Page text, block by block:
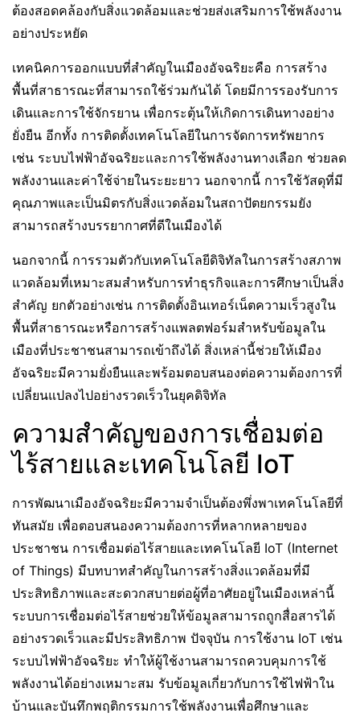
ต้องสอดคล้องกับสิ่งแวดล้อมและช่วยส่งเสริมการใช้พลังงาน
อย่างประหยัด
เทคนิคการออกแบบที่สำคัญในเมืองอัจฉริยะคือ การสร้าง
พื้นที่สาธารณะที่สามารถใช้ร่วมกันได้ โดยมีการรองรับการ
เดินและการใช้จักรยาน เพื่อกระตุ้นให้เกิดการเดินทางอย่าง
ยั่งยืน อีกทั้ง การติดตั้งเทคโนโลยีในการจัดการทรัพยากร
เช่น ระบบไฟฟ้าอัจฉริยะและการใช้พลังงานทางเลือก ช่วยลด
พลังงานและค่าใช้จ่ายในระยะยาว นอกจากนี้ การใช้วัสดุที่มี
คุณภาพและเป็นมิตรกับสิ่งแวดล้อมในสถาปัตยกรรมยัง
สามารถสร้างบรรยากาศที่ดีในเมืองได้
นอกจากนี้ การรวมตัวกับเทคโนโลยีดิจิทัลในการสร้างสภาพ
แวดล้อมที่เหมาะสมสำหรับการทำธุรกิจและการศึกษาเป็นสิ่ง
สำคัญ ยกตัวอย่างเช่น การติดตั้งอินเทอร์เน็ตความเร็วสูงใน
พื้นที่สาธารณะหรือการสร้างแพลตฟอร์มสำหรับข้อมูลใน
เมืองที่ประชาชนสามารถเข้าถึงได้ สิ่งเหล่านี้ช่วยให้เมือง
อัจฉริยะมีความยั่งยืนและพร้อมตอบสนองต่อความต้องการที่
เปลี่ยนแปลงไปอย่างรวดเร็วในยุคดิจิทัล
ความสำคัญของการเชื่อมต่อ
ไร้สายและเทคโนโลยี IoT
การพัฒนาเมืองอัจฉริยะมีความจำเป็นต้องพึ่งพาเทคโนโลยีที่
ทันสมัย เพื่อตอบสนองความต้องการที่หลากหลายของ
ประชาชน การเชื่อมต่อไร้สายและเทคโนโลยี IoT (Internet
of Things) มีบทบาทสำคัญในการสร้างสิ่งแวดล้อมที่มี
ประสิทธิภาพและสะดวกสบายต่อผู้ที่อาศัยอยู่ในเมืองเหล่านี้
ระบบการเชื่อมต่อไร้สายช่วยให้ข้อมูลสามารถถูกสื่อสารได้
อย่างรวดเร็วและมีประสิทธิภาพ ปัจจุบัน การใช้งาน IoT เช่น
ระบบไฟฟ้าอัจฉริยะ ทำให้ผู้ใช้งานสามารถควบคุมการใช้
พลังงานได้อย่างเหมาะสม รับข้อมูลเกี่ยวกับการใช้ไฟฟ้าใน
บ้านและบันทึกพฤติกรรมการใช้พลังงานเพื่อศึกษาและ